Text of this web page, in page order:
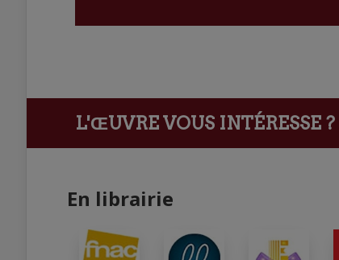
L'ŒUVRE VOUS INTÉRESSE ?
En librairie